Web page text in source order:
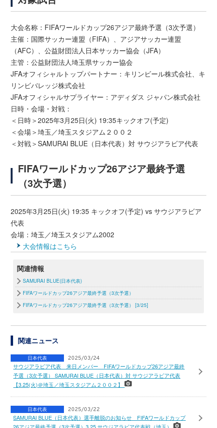
大会名称：FIFAワールドカップ26アジア最終予選（3次予選）
主催：国際サッカー連盟（FIFA）、アジアサッカー連盟
（AFC）、公益財団法人日本サッカー協会（JFA）
主管：公益財団法人埼玉県サッカー協会
JFAオフィシャルトップパートナー：キリンビール株式会社、キ
リンビバレッジ株式会社
JFAオフィシャルサプライヤー：アディダス ジャパン株式会社
日時・会場・対戦：
＜日時＞2025年3月25日(火) 19:35キックオフ(予定)
＜会場＞埼玉／埼玉スタジアム２００２
＜対戦＞SAMURAI BLUE（日本代表）対 サウジアラビア代表
FIFAワールドカップ26アジア最終予選
（3次予選）
2025年3月25日(火) 19:35 キックオフ(予定) vs サウジアラビア
代表
会場：埼玉／埼玉スタジアム2002
大会情報はこちら
関連情報
SAMURAI BLUE(日本代表)
FIFAワールドカップ26アジア最終予選（3次予選）
FIFAワールドカップ26アジア最終予選（3次予選） [3/25]
関連ニュース
日本代表 2025/03/24
サウジアラビア代表 来日メンバー FIFAワールドカップ26アジア最終
予選（3次予選） SAMURAI BLUE（日本代表）対 サウジアラビア代表
【3.25(火)＠埼玉／埼玉スタジアム２００２】
日本代表 2025/03/22
SAMURAI BLUE（日本代表）選手離脱のお知らせ FIFAワールドカップ